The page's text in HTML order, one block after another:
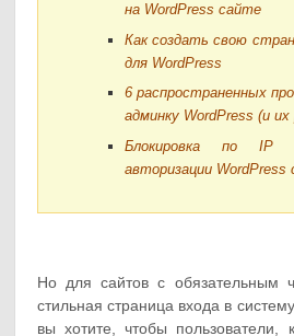
на WordPress сайте
Как создать свою
для WordPress
6 распространенных
админку WordPress (и
Блокировка по IP
авторизации WordPress
Но для сайтов с обязательным
стильная страница входа в
вы хотите, чтобы пользователи,